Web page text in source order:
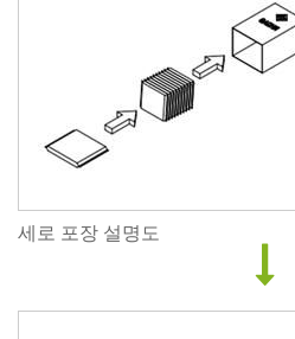
세로 포장 설명도